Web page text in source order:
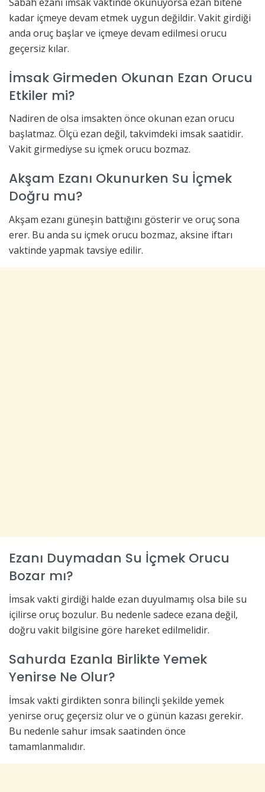
kadar içmeye devam etmek uygun değildir. Vakit girdiği
anda oruç başlar ve içmeye devam edilmesi orucu
geçersiz kılar.
İmsak Girmeden Okunan Ezan Orucu
Etkiler mi?
Nadiren de olsa imsakten önce okunan ezan orucu
başlatmaz. Ölçü ezan değil, takvimdeki imsak saatidir.
Vakit girmediyse su içmek orucu bozmaz.
Akşam Ezanı Okunurken Su İçmek
Doğru mu?
Akşam ezanı güneşin battığını gösterir ve oruç sona
erer. Bu anda su içmek orucu bozmaz, aksine iftarı
vaktinde yapmak tavsiye edilir.
Ezanı Duymadan Su İçmek Orucu
Bozar mı?
İmsak vakti girdiği halde ezan duyulmamış olsa bile su
içilirse oruç bozulur. Bu nedenle sadece ezana değil,
doğru vakit bilgisine göre hareket edilmelidir.
Sahurda Ezanla Birlikte Yemek
Yenirse Ne Olur?
İmsak vakti girdikten sonra bilinçli şekilde yemek
yenirse oruç geçersiz olur ve o günün kazası gerekir.
Bu nedenle sahur imsak saatinden önce
tamamlanmalıdır.